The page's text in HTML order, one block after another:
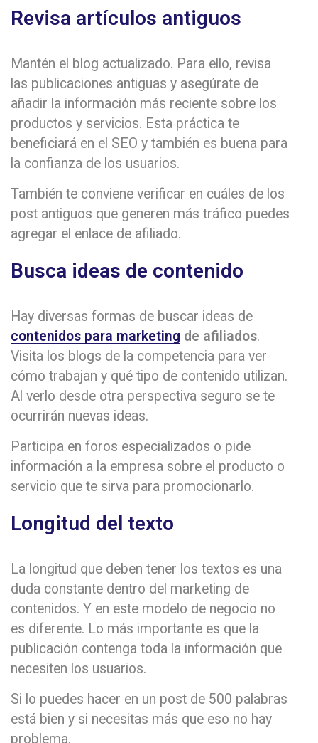
Revisa artículos antiguos
Mantén el blog actualizado. Para ello, revisa
las publicaciones antiguas y asegúrate de
añadir la información más reciente sobre los
productos y servicios. Esta práctica te
beneficiará en el SEO y también es buena para
la confianza de los usuarios.
También te conviene verificar en cuáles de los
post antiguos que generen más tráfico puedes
agregar el enlace de afiliado.
Busca ideas de contenido
Hay diversas formas de buscar ideas de
contenidos para marketing de afiliados.
Visita los blogs de la competencia para ver
cómo trabajan y qué tipo de contenido utilizan.
Al verlo desde otra perspectiva seguro se te
ocurrirán nuevas ideas.
Participa en foros especializados o pide
información a la empresa sobre el producto o
servicio que te sirva para promocionarlo.
Longitud del texto
La longitud que deben tener los textos es una
duda constante dentro del marketing de
contenidos. Y en este modelo de negocio no
es diferente. Lo más importante es que la
publicación contenga toda la información que
necesiten los usuarios.
Si lo puedes hacer en un post de 500 palabras
está bien y si necesitas más que eso no hay
problema.